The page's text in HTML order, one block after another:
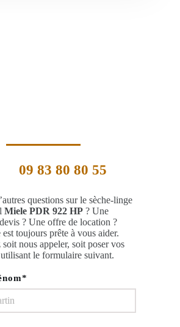
09 83 80 80 55
questions sur le sèche-linge
Miele PDR 922 HP? Une
? Une offre de location ?
toujours prête à vous aider.
nous appeler, soit poser vos
le formulaire suivant.